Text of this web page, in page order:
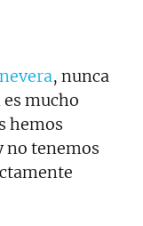
nevera, nunca
mucho
hemos
no tenemos